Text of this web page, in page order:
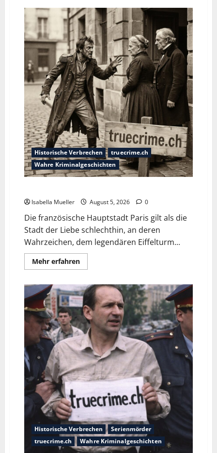
Historische Verbrechen
truecrime.ch
Wahre Kriminalgeschichten
Isabella Mueller August 5, 2026 0
Die französische Hauptstadt Paris gilt als die
Stadt der Liebe schlechthin, an deren
Wahrzeichen, dem legendären Eiffelturm...
Mehr erfahren
Historische Verbrechen
Serienmörder
truecrime.ch
Wahre Kriminalgeschichten